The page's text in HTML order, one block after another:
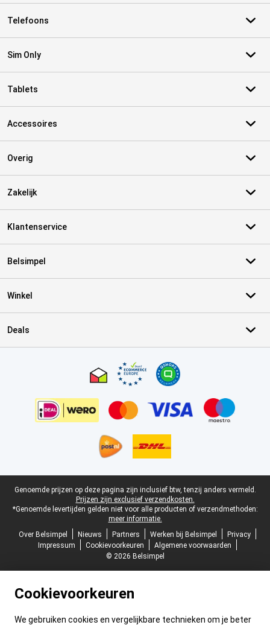
Telefoons
Sim Only
Tablets
Accessoires
Overig
Zakelijk
Klantenservice
Belsimpel
Winkel
Deals
Juridische voettekst
Genoemde prijzen op deze pagina zijn inclusief btw, tenzij anders vermeld.
Prijzen zijn exclusief verzendkosten.
*Genoemde levertijden gelden niet voor alle producten of verzendmethoden:
meer informatie.
Over Belsimpel
Nieuws Partners Werken bij Belsimpel
Privacy
Impressum
Cookievoorkeuren
Algemene voorwaarden
© 2026 Belsimpel
Cookievoorkeuren
We gebruiken cookies en vergelijkbare technieken om je beter